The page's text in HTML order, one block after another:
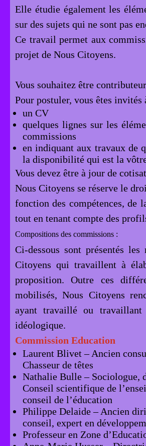
Elle étudie également les
sur des sujets qui ne sont pas
Ce travail permet aux
projet de Nous Citoyens.
Vous souhaitez être
Pour postuler, vous êtes invités
un CV
quelques lignes sur les
commissions
en indiquant aux travaux de
la disponibilité qui est la
Vous devez être à jour de
Nous Citoyens se réserve le
fonction des compétences, de
tout en tenant compte des
Compositions des commissions :
Ci-dessous sont présentés
Citoyens qui travaillent à
proposition. Outre ces
mobilisés, Nous Citoyens
ayant travaillé ou
idéologique.
Commission Education
Laurent Blivet – Ancien
Chasseur de têtes
Nathalie Bulle – Sociologue,
Conseil scientifique de
conseil de l’éducation
Philippe Delaide – Ancien
conseil, expert en
Professeur en Zone